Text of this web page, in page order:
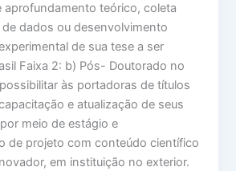
aprofundamento teórico, coleta
dados ou desenvolvimento
de sua tese a ser
Faixa 2: b) Pós- Doutorado no
às portadoras de títulos
e atualização de seus
meio de estágio e
de projeto com conteúdo científico
em instituição no exterior.